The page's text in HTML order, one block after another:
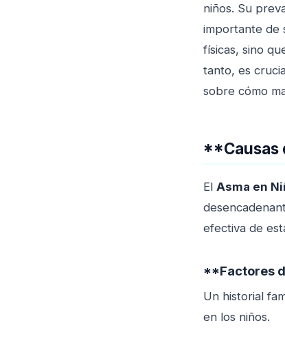
niños. Su
importante de
físicas, sino
tanto, es
sobre cómo
**Causas
El Asma en
efectiva de
**Factores
Un historial
en los niños.